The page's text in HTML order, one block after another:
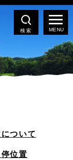
検索
ついて
位置